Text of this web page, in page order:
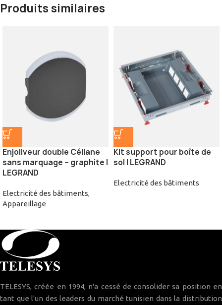
Produits similaires
Enjoliveur double Céliane
sans marquage – graphite |
LEGRAND
Electricité des bâtiments,
Appareillage
Kit support pour boîte de
sol | LEGRAND
Electricité des bâtiments
TELESYS, créée en 1994, n'a cessé de consolider sa position en
tant que l'un des leaders du marché tunisien dans la distribution